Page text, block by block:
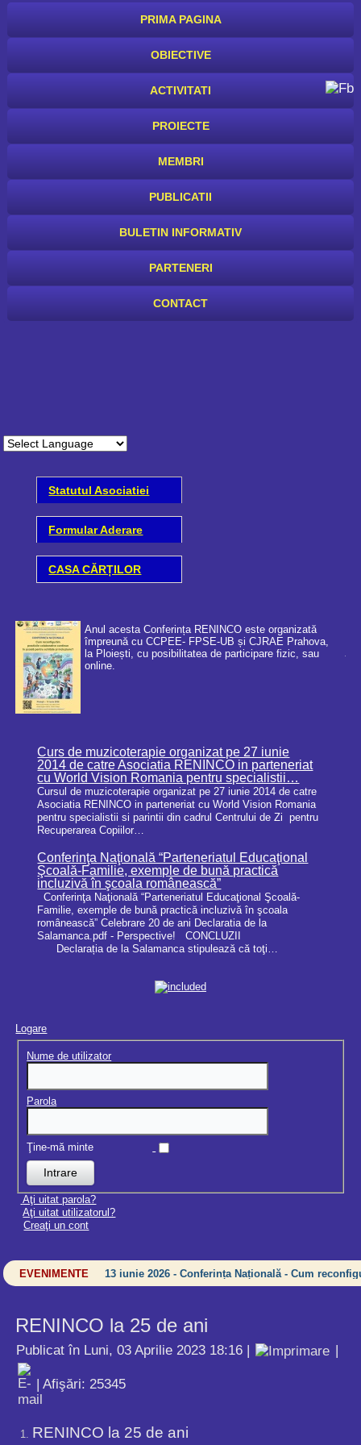
PRIMA PAGINA
OBIECTIVE
ACTIVITATI
PROIECTE
MEMBRI
PUBLICATII
BULETIN INFORMATIV
PARTENERI
CONTACT
Statutul Asociatiei
Formular Aderare
CASA CĂRȚILOR
Anul acesta Conferința RENINCO este organizată
împreună cu CCPEE- FPSE-UB și CJRAE Prahova,
la Ploiești, cu posibilitatea de participare fizic, sau
online.
Curs de muzicoterapie organizat pe 27 iunie
2014 de catre Asociatia RENINCO in parteneriat
cu World Vision Romania pentru specialistii…
Cursul de muzicoterapie organizat pe 27 iunie 2014 de catre
Asociatia RENINCO in parteneriat cu World Vision Romania
pentru specialistii si parintii din cadrul Centrului de Zi pentru
Recuperarea Copiilor…
Conferinţa Naţională “Parteneriatul Educaţional
Şcoală-Familie, exemple de bună practică
incluzivă în şcoala românească”
Conferinţa Naţională “Parteneriatul Educaţional Şcoală-
Familie, exemple de bună practică incluzivă în şcoala
românească” Celebrare 20 de ani Declaratia de la
Salamanca.pdf - Perspective! CONCLUZII
Declarația de la Salamanca stipulează că toţi…
Logare
Nume de utilizator
Parola
Ţine-mă minte
Aţi uitat parola?
Aţi uitat utilizatorul?
Creaţi un cont
EVENIMENTE 13 iunie 2026 - Conferința Națională - Cum
RENINCO la 25 de ani
Publicat în Luni, 03 Aprilie 2023 18:16
| Afişări: 25345
RENINCO la 25 de ani